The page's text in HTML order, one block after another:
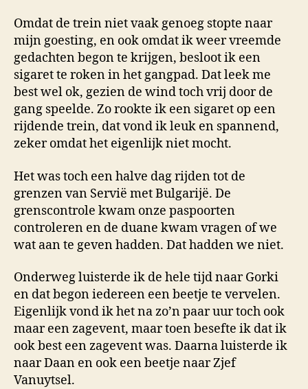
Omdat de trein niet vaak genoeg stopte naar
mijn goesting, en ook omdat ik weer vreemde
gedachten begon te krijgen, besloot ik een
sigaret te roken in het gangpad. Dat leek me
best wel ok, gezien de wind toch vrij door de
gang speelde. Zo rookte ik een sigaret op een
rijdende trein, dat vond ik leuk en spannend,
zeker omdat het eigenlijk niet mocht.
Het was toch een halve dag rijden tot de
grenzen van Servië met Bulgarijë. De
grenscontrole kwam onze paspoorten
controleren en de duane kwam vragen of we
wat aan te geven hadden. Dat hadden we niet.
Onderweg luisterde ik de hele tijd naar Gorki
en dat begon iedereen een beetje te vervelen.
Eigenlijk vond ik het na zo’n paar uur toch ook
maar een zagevent, maar toen besefte ik dat ik
ook best een zagevent was. Daarna luisterde ik
naar Daan en ook een beetje naar Zjef
Vanuytsel.